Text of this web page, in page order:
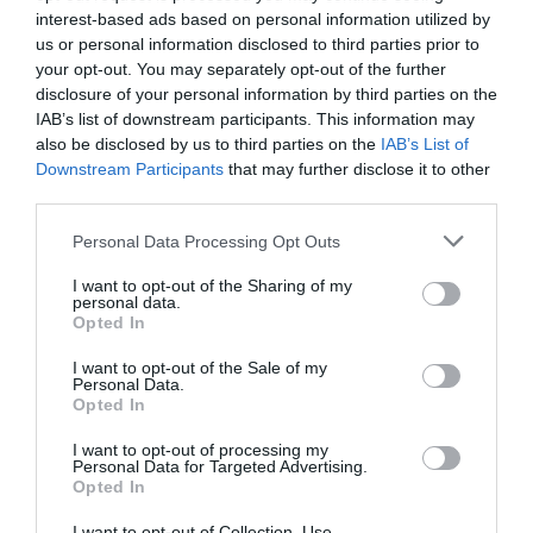
interest-based ads based on personal information utilized by
us or personal information disclosed to third parties prior to
your opt-out. You may separately opt-out of the further
disclosure of your personal information by third parties on the
IAB’s list of downstream participants. This information may
also be disclosed by us to third parties on the IAB’s List of
Downstream Participants that may further disclose it to other
Personal Data Processing Opt Outs
I want to opt-out of the Sharing of my
personal data.
Opted In
I want to opt-out of the Sale of my
Personal Data.
Opted In
I want to opt-out of processing my
Personal Data for Targeted Advertising.
Opted In
l’índex equiponderat marca el 44,9 ja esmentat,
mentre que el ponderat pel PIB manté encara un
56,4, una diferència d’11,5 puntos.
Restriccions i turisme
Finalment, i no pas menys important, és
certament curiós comparar les dades per grups
el dels 7 països del món els habitants dels quals es
gasten més diners, en valor absolut, a fora del seu
país en concepte de turisme. Segons
l’Organització Mundial de Turisme, i prenent les
Xina, els Estats Units d’Amèrica, el Regne Unit,
França, Austràlia i Canadà.